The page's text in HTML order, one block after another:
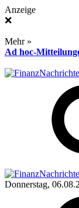
Anzeige
❌
Mehr »
Ad hoc-
Donnerstag,